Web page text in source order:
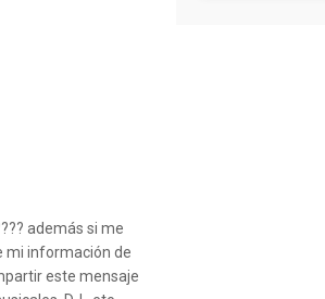
además si me
mi información de
este mensaje